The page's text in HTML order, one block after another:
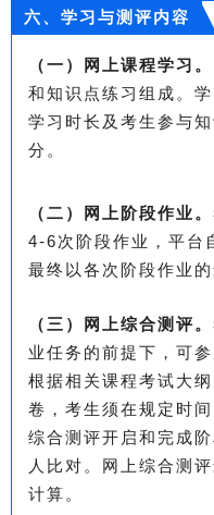
六、学习与测评内容
（一）网上课程学习。
和知识点练习组成。
学习时长及考生参与
分。
（二）网上阶段作业。
4-6次阶段作业，平台
最终以各次阶段作业
（三）网上综合测评。
业任务的前提下，可
根据相关课程考试大
卷，考生须在规定时
综合测评开启和完成
人比对。网上综合测
计算。